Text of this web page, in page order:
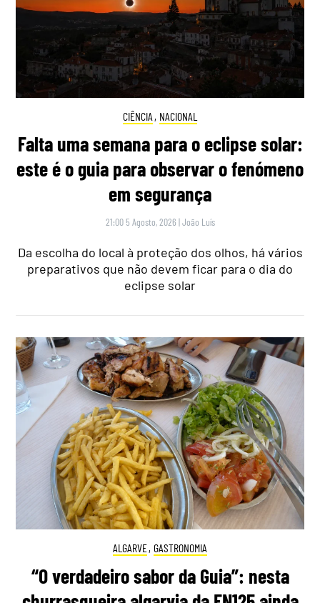
CIÊNCIA , NACIONAL
Falta uma semana para o eclipse solar:
este é o guia para observar o fenómeno
em segurança
21:00 5 Agosto, 2026 |João Luís
Da escolha do local à proteção dos olhos, há vários
preparativos que não devem ficar para o dia do
eclipse solar
ALGARVE, GASTRONOMIA
“O verdadeiro sabor da Guia”: nesta